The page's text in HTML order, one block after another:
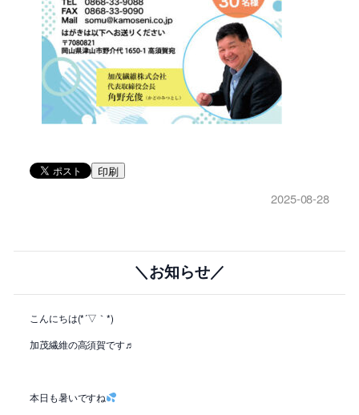
印刷
2025-08-28
＼お知らせ／
こんにちは(*´▽｀*)
加茂繊維の高須賀です♬
本日も暑いですね